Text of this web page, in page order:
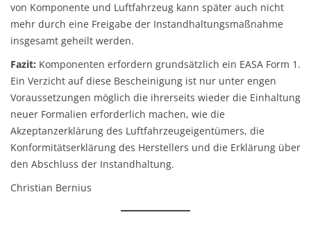
von Komponente und Luftfahrzeug kann später auch nicht
mehr durch eine Freigabe der Instandhaltungsmaßnahme
insgesamt geheilt werden.
Fazit: Komponenten erfordern grundsätzlich ein EASA Form 1.
Ein Verzicht auf diese Bescheinigung ist nur unter engen
Voraussetzungen möglich die ihrerseits wieder die Einhaltung
neuer Formalien erforderlich machen, wie die
Akzeptanzerklärung des Luftfahrzeugeigentümers, die
Konformitätserklärung des Herstellers und die Erklärung über
den Abschluss der Instandhaltung.
Christian Bernius